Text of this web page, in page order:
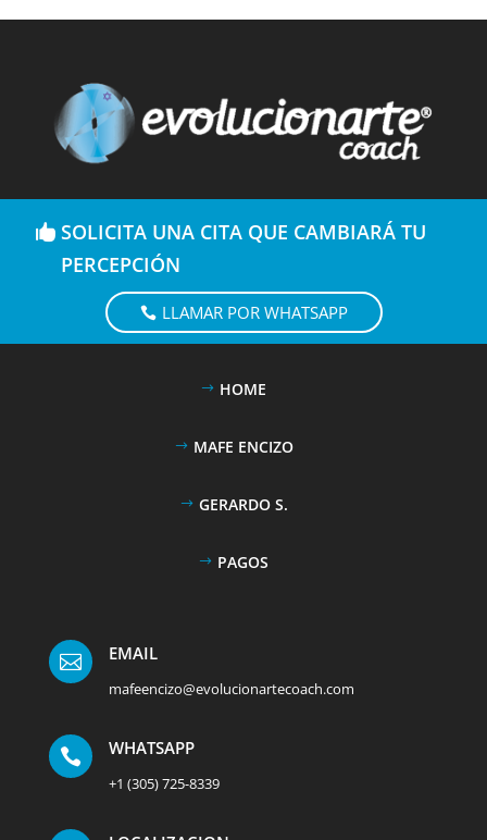
SOLICITA UNA CITA QUE CAMBIARÁ TU
PERCEPCIÓN
LLAMAR POR WHATSAPP
HOME
MAFE ENCIZO
GERARDO S.
PAGOS
 EMAIL
mafeencizo@evolucionartecoach.com
 WHATSAPP
+1 (305) 725-8339